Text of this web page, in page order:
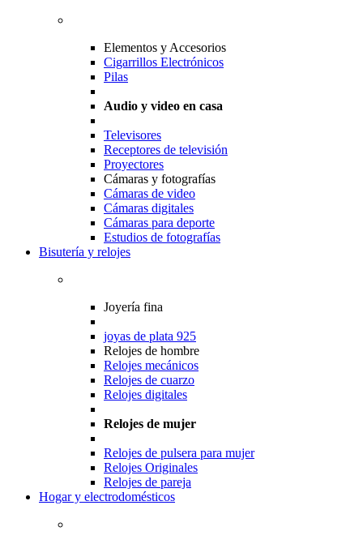
Elementos y Accesorios
Cigarrillos Electrónicos
Pilas
Audio y video en casa
Televisores
Receptores de televisión
Proyectores
Cámaras y fotografías
Cámaras de video
Cámaras digitales
Cámaras para deporte
Estudios de fotografías
Bisutería y relojes
Joyería fina
joyas de plata 925
Relojes de hombre
Relojes mecánicos
Relojes de cuarzo
Relojes digitales
Relojes de mujer
Relojes de pulsera para mujer
Relojes Originales
Relojes de pareja
Hogar y electrodomésticos